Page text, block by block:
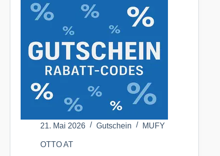
Heimtextilien
OTTO
AT
21. Mai 2026 Gutschein MUFY
OTTO AT